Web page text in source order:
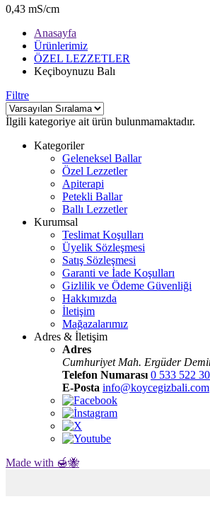
0,43 mS/cm
Anasayfa
Ürünlerimiz
ÖZEL LEZZETLER
Keçiboynuzu Balı
Filtre
İlgili kategoriye ait ürün bulunmamaktadır.
Kategoriler
Geleneksel Ballar
Özel Lezzetler
Apiterapi
Petekli Ballar
Ballı Lezzetler
Kurumsal
Teslimat Koşulları
Üyelik Sözleşmesi
Satış Sözleşmesi
Garanti ve İade Koşulları
Gizlilik ve Ödeme Güvenliği
Hakkımızda
İletişim
Mağazalarımız
Adres & İletişim
Adres
Cumhuriyet Mah. Ergüder
Telefon Numarası 0 533 522
E-Posta info@koycegizbali.com
Made with 🍯🐝